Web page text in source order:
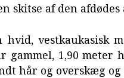
skitse af den afdødes
vestkaukasisk
gammel, 1,90 meter
hår og overskæg og